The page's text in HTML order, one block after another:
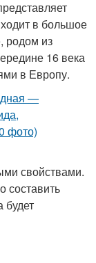
в большое
родом из
16 века
в Европу.
свойствами.
составить
будет